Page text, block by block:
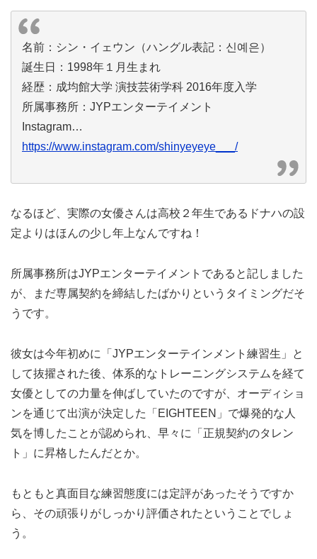
名前：シン・イェウン（ハングル表記：신예은）
誕生日：1998年１月生まれ
経歴：成均館大学 演技芸術学科 2016年度入学
所属事務所：JYPエンターテイメント
Instagram…
https://www.instagram.com/shinyeyeye___/
なるほど、実際の女優さんは高校２年生であるドナハの設
定よりはほんの少し年上なんですね！
所属事務所はJYPエンターテイメントであると記しました
が、まだ専属契約を締結したばかりというタイミングだそ
うです。
彼女は今年初めに「JYPエンターテインメント練習生」と
して抜擢された後、体系的なトレーニングシステムを経て
女優としての力量を伸ばしていたのですが、オーディショ
ンを通じて出演が決定した「EIGHTEEN」で爆発的な人
気を博したことが認められ、早々に「正規契約のタレン
ト」に昇格したんだとか。
もともと真面目な練習態度には定評があったそうですか
ら、その頑張りがしっかり評価されたということでしょ
う。